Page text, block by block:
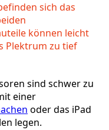
sich das
können leicht
Plektrum zu tief
sind schwer zu
einer
oder das iPad
legen.